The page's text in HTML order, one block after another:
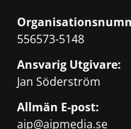
556573-5148
Ansvarig Utgivare:
Jan Söderström
Allmän E-post:
aip@aipmedia.se